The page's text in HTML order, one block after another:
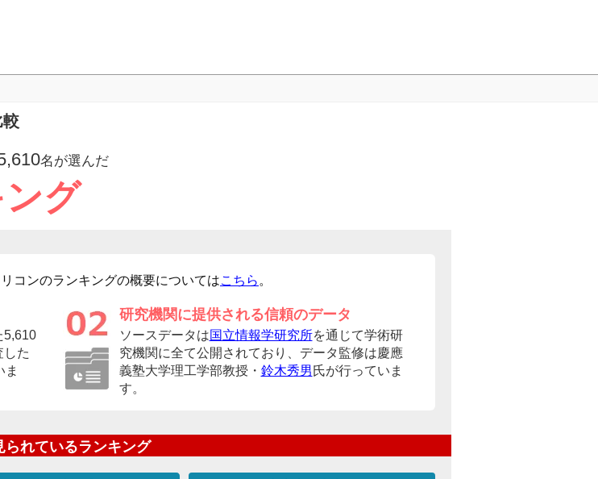
較
名が選んだ
グ
コンのランキングの概要についてはこちら 。
5,610
た
ま
研究機関に提供される信頼のデータ
ソースデータは国立情報学研究所を通じて学術研
究機関に全て公開されており、データ監修は慶應
義塾大学理工学部教授・ 鈴木秀男 氏が行っていま
す。
られているランキング